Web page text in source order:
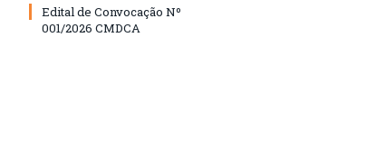
Edital de Convocação Nº
001/2026 CMDCA